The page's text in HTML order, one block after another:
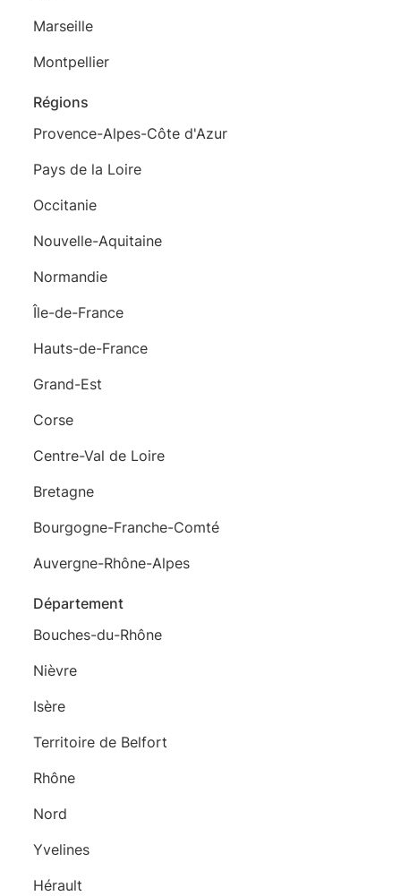
Marseille
Montpellier
Régions
Provence-Alpes-Côte d'Azur
Pays de la Loire
Occitanie
Nouvelle-Aquitaine
Normandie
Île-de-France
Hauts-de-France
Grand-Est
Corse
Centre-Val de Loire
Bretagne
Bourgogne-Franche-Comté
Auvergne-Rhône-Alpes
Département
Bouches-du-Rhône
Nièvre
Isère
Territoire de Belfort
Rhône
Nord
Yvelines
Hérault